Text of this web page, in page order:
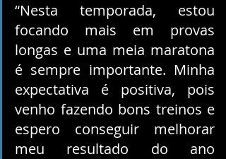
“Nesta temporada, estou
focando mais em provas
longas e uma meia maratona
é sempre importante. Minha
expectativa é positiva, pois
venho fazendo bons treinos e
espero conseguir melhorar
meu resultado do ano